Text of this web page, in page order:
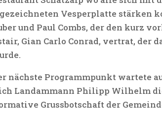
Vesperplatte stärken
und Paul Combs, der den kurz
Gian Carlo Conrad, vertrat, der
nächste Programmpunkt wartete
Landammann Philipp Wilhelm
Grussbotschaft der